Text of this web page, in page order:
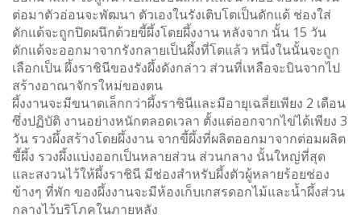
ต่อมาตัวอ่อนจะพัฒนา ตัวเองในรังเติบโตเป็นดักแด้ ช่องใส่
ดักแด้จะถูกปิดผนึกด้วยขี้ผึ้งโดยผึ้งงาน หลังจาก นั้น 15 วัน
ดักแด้จะออกมาจากรังกลายเป็นผึ้งที่โตแล้ว หนึ่งในนั้นจะถูก
เลือกเป็น ผึ้งราชินีของรังผึ้งดังกล่าว ส่วนที่เหลือจะบินจากไป
สร้างอาณาจักรใหม่ของตน
ผึ้งงานจะมีขนาดเล็กกว่าผึ้งราชินีและมีอายุเฉลี่ยเพียง 2 เดือน
ซึ่งปฏิบัติ งานอย่างหนักตลอดเวลา ตั้งแต่ออกจากไข่ได้เพียง 3
วัน รวงผึ้งสร้างโดยผึ้งงาน จากขี้ผึ้งที่ผลิตออกมาจากต่อมผลิต
ขี้ผึ้ง รวงผึ้งแบ่งออกเป็นหลายส่วน ส่วนกลาง นั้นใหญ่ที่สุด
และสงวนไว้ให้ผึ้งราชินี มีช่องสำหรับผึ้งตัวผู้หลายร้อยช่อง
ข้างๆ ที่พัก ของผึ้งงานจะมีห้องเก็บเกสรดอกไม้และน้ำผึ้งส่วน
กลางไว้บริโภคในภายหลัง